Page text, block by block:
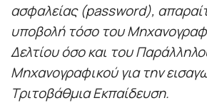
ασφαλείας (password),
υποβολή τόσο του
Δελτίου όσο και του
Μηχανογραφικού για την
Τριτοβάθμια Εκπαίδευση.